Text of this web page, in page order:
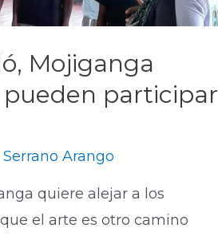
Mojiganga
participar
Arango
quiere alejar a los
el arte es otro camino